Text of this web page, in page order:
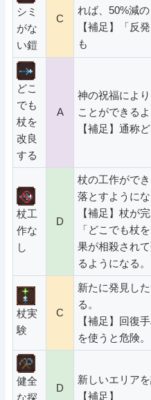
シミ
がな
い鎧
C
れば、50%減
【補足】「反
も
どこ
でも
杖を
改良
する
A
神の祝福によ
ことができるよ
【補足】通称ど
杖工
作な
し
D
杖の工作がで
落とすようにな
【補足】杖が
「どこでも杖
果が相殺され
るようになる。
杖実
験
C
新たに発見し
る。
【補足】回復
を使うと危険。
健全
な探
D
新しいエリア
【補足】